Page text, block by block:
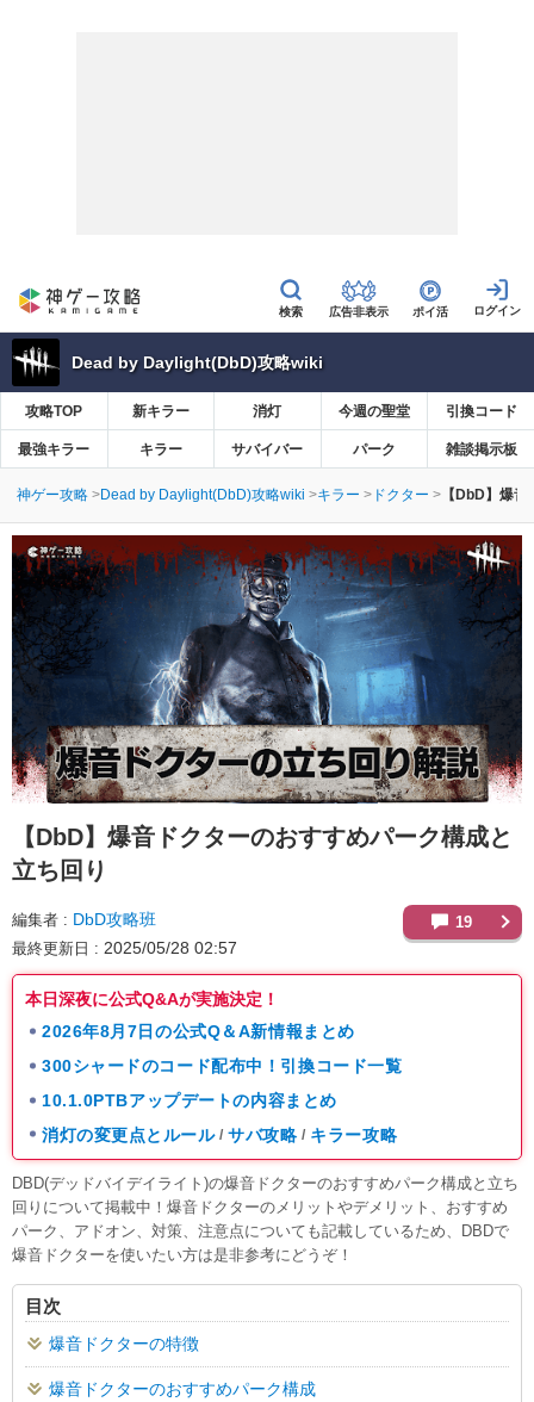
広告非表示 ポイ活
Dead by Daylight(DbD)攻略wiki
攻略TOP 新キラー 消灯 今週の聖堂 引換コード
最強キラー キラー サバイバー パーク 雑談掲示板
神ゲー攻略 Dead by Daylight(DbD)攻略wiki キラー ドクター 【DbD】爆
【DbD】 爆音ドクターのおすすめパーク構成と
立ち回り
編集者 DbD攻略班
最終更新日 2025/05/28 02:57
19
本日深夜に公式Q&Aが実施決定！
2026年8月7日の公式Q＆A新情報まとめ
300シャードのコード配布中！引換コード一覧
10.1.0PTBアップデートの内容まとめ
消灯の変更点とルール / サバ攻略 / キラー攻略
DBD(デッドバイデイライト)の爆音ドクターのおすすめパーク構成と立ち
回りについて掲載中！爆音ドクターのメリットやデメリット、おすすめ
パーク、アドオン、対策、注意点についても記載しているため、DBDで
爆音ドクターを使いたい方は是非参考にどうぞ！
目次
爆音ドクターの特徴
爆音ドクターのおすすめパーク構成